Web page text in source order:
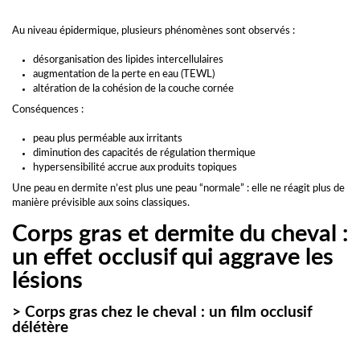
Au niveau épidermique, plusieurs phénomènes sont observés :
désorganisation des lipides intercellulaires
augmentation de la perte en eau (TEWL)
altération de la cohésion de la couche cornée
Conséquences :
peau plus perméable aux irritants
diminution des capacités de régulation thermique
hypersensibilité accrue aux produits topiques
Une peau en dermite n’est plus une peau “normale” : elle ne réagit plus de
manière prévisible aux soins classiques.
Corps gras et dermite du cheval :
un effet occlusif qui aggrave les
lésions
> Corps gras chez le cheval : un film occlusif
délétère